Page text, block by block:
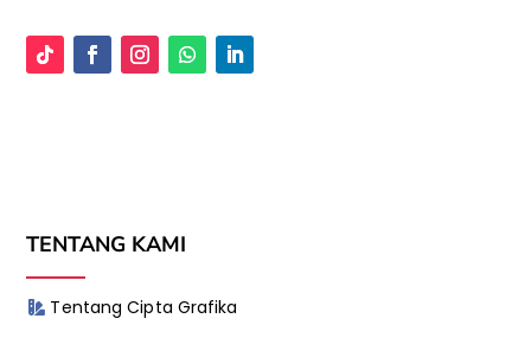
TENTANG KAMI
Tentang Cipta Grafika